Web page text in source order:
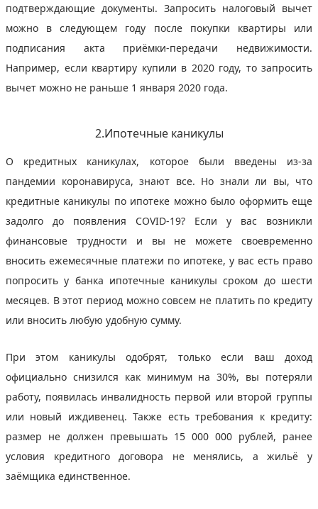
подтверждающие документы. Запросить налоговый вычет
можно в следующем году после покупки квартиры или
подписания акта приёмки-передачи недвижимости.
Например, если квартиру купили в 2020 году, то запросить
вычет можно не раньше 1 января 2020 года.
2.Ипотечные каникулы
О кредитных каникулах, которое были введены из-за
пандемии коронавируса, знают все. Но знали ли вы, что
кредитные каникулы по ипотеке можно было оформить еще
задолго до появления COVID-19? Если у вас возникли
финансовые трудности и вы не можете своевременно
вносить ежемесячные платежи по ипотеке, у вас есть право
попросить у банка ипотечные каникулы сроком до шести
месяцев. В этот период можно совсем не платить по кредиту
или вносить любую удобную сумму.
При этом каникулы одобрят, только если ваш доход
официально снизился как минимум на 30%, вы потеряли
работу, появилась инвалидность первой или второй группы
или новый иждивенец. Также есть требования к кредиту:
размер не должен превышать 15 000 000 рублей, ранее
условия кредитного договора не менялись, а жильё у
заёмщика единственное.